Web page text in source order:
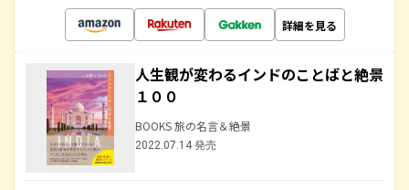
詳細を見る
人生観が変わるインドのことばと絶景
１００
BOOKS 旅の名言＆絶景
2022.07.14 発売